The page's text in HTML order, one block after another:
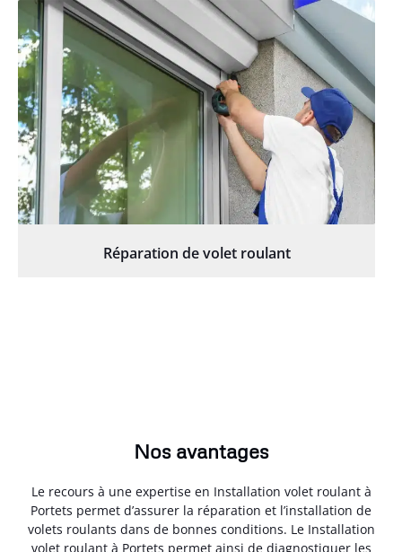
Réparation de volet roulant
Nos avantages
Le recours à une expertise en Installation volet roulant à
Portets permet d’assurer la réparation et l’installation de
volets roulants dans de bonnes conditions. Le Installation
volet roulant à Portets permet ainsi de diagnostiquer les